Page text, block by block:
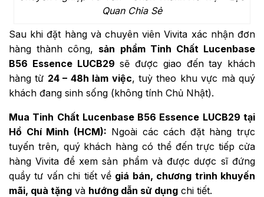
Quan Chia Sẻ
Sau khi đặt hàng và chuyên viên Vivita xác nhận đơn
hàng thành công, sản phẩm Tinh Chất Lucenbase
B56 Essence LUCB29 sẽ được giao đến tay khách
hàng từ 24 – 48h làm việc, tuỳ theo khu vực mà quý
khách đang sinh sống (không tính Chủ Nhật).
Mua Tinh Chất Lucenbase B56 Essence LUCB29 tại
Hồ Chí Minh (HCM): Ngoài các cách đặt hàng trực
tuyến trên, quý khách hàng có thể đến trực tiếp cửa
hàng Vivita để xem sản phẩm và được dược sĩ đứng
quầy tư vấn chi tiết về giá bán, chương trình khuyến
mãi, quà tặng và hướng dẫn sử dụng chi tiết.